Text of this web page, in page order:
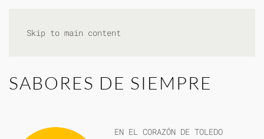
Skip to main content
SABORES DE SIEMPRE
EN EL CORAZÓN DE TOLEDO